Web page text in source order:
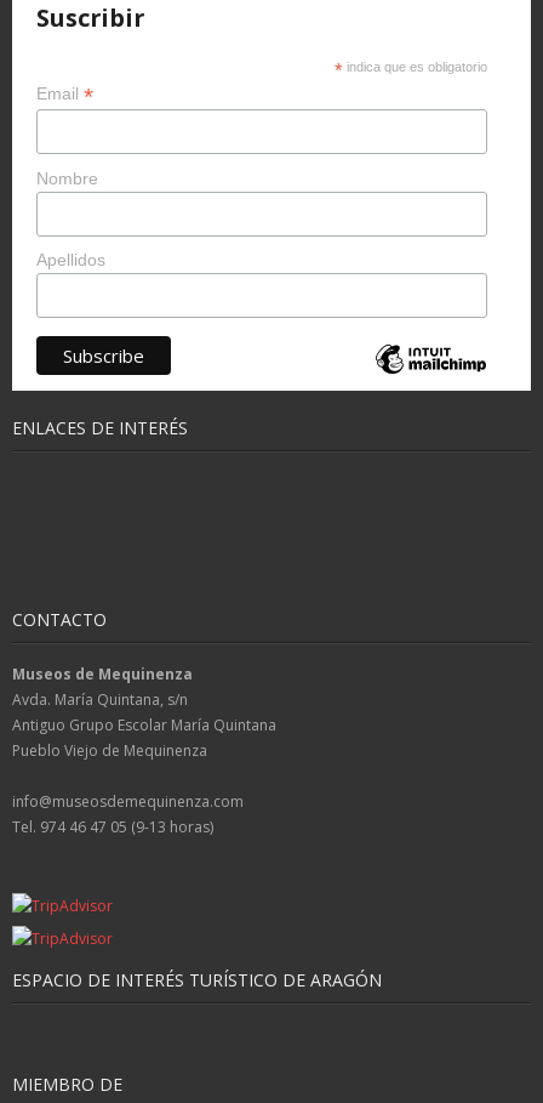
Suscribir
* indica que es obligatorio
Email *
Nombre
Apellidos
ENLACES DE INTERÉS
CONTACTO
Museos de Mequinenza
Avda. María Quintana, s/n
Antiguo Grupo Escolar María Quintana
Pueblo Viejo de Mequinenza
info@museosdemequinenza.com
Tel. 974 46 47 05 (9-13 horas)
ESPACIO DE INTERÉS TURÍSTICO DE ARAGÓN
MIEMBRO DE